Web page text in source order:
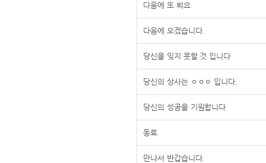
다음에 또 뵈요
다음에 오겠습니다.
당신을 잊지 못할 것 입니다
당신의 상사는 ㅇㅇㅇ 입니다.
당신의 성공을 기원합니다
동료
만나서 반갑습니다.